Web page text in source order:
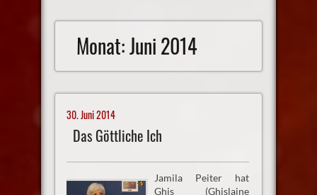
Monat:Juni 2014
30. Juni 2014
Das Göttliche Ich
Jamila Peiter hat
Ghis (Ghislaine